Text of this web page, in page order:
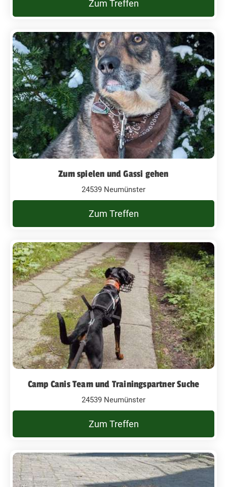
Zum Treffen
Zum spielen und Gassi gehen
24539 Neumünster
Zum Treffen
Camp Canis Team und Trainingspartner Suche
24539 Neumünster
Zum Treffen